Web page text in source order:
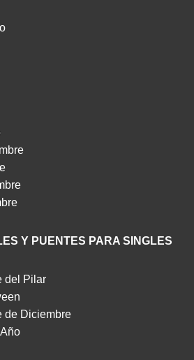
Y PUENTES PARA SINGLES
del Pilar
de Diciembre